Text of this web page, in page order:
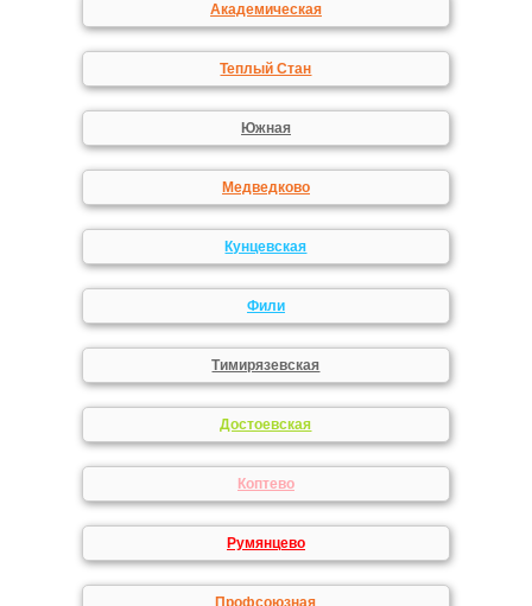
Академическая
Теплый Стан
Южная
Медведково
Кунцевская
Фили
Тимирязевская
Достоевская
Коптево
Румянцево
Профсоюзная